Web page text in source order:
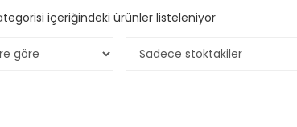
içeriğindeki ürünler listeleniyor